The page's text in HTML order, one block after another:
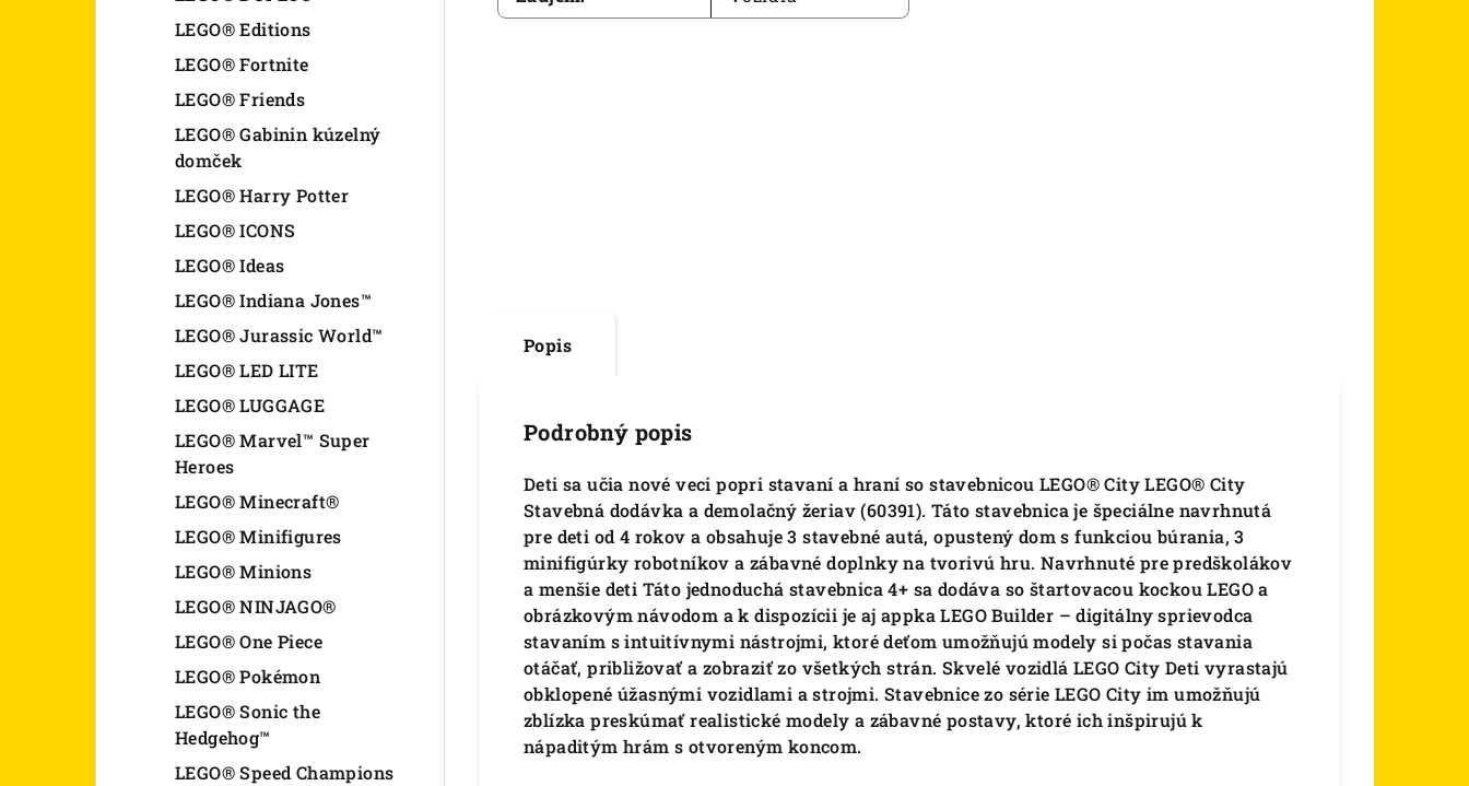
LEGO® Editions
LEGO® Fortnite
LEGO® Friends
LEGO® Gabinin kúzelný
domček
LEGO® Harry Potter
LEGO® ICONS
LEGO® Ideas
LEGO® Indiana Jones™
LEGO® Jurassic World™
LEGO® LED LITE
LEGO® LUGGAGE
LEGO® Marvel™ Super
Heroes
LEGO® Minecraft®
LEGO® Minifigures
LEGO® Minions
LEGO® NINJAGO®
LEGO® One Piece
LEGO® Pokémon
LEGO® Sonic the
Hedgehog™
LEGO® Speed Champions
Popis
Podrobný popis
Deti sa učia nové veci popri stavaní a hraní so stavebnicou LEGO® City LEGO® City
Stavebná dodávka a demolačný žeriav (60391). Táto stavebnica je špeciálne navrhnutá
pre deti od 4 rokov a obsahuje 3 stavebné autá, opustený dom s funkciou búrania, 3
minifigúrky robotníkov a zábavné doplnky na tvorivú hru. Navrhnuté pre predškolákov
a menšie deti Táto jednoduchá stavebnica 4+ sa dodáva so štartovacou kockou LEGO a
obrázkovým návodom a k dispozícii je aj appka LEGO Builder – digitálny sprievodca
stavaním s intuitívnymi nástrojmi, ktoré deťom umožňujú modely si počas stavania
otáčať, približovať a zobraziť zo všetkých strán. Skvelé vozidlá LEGO City Deti vyrastajú
obklopené úžasnými vozidlami a strojmi. Stavebnice zo série LEGO City im umožňujú
zblízka preskúmať realistické modely a zábavné postavy, ktoré ich inšpirujú k
nápaditým hrám s otvoreným koncom.